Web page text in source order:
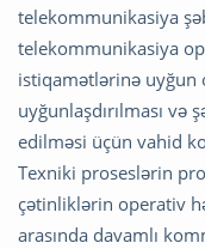
telekommunikasiya
telekommunikasiya
istiqamətlərinə uyğun
uyğunlaşdırılması və
edilməsi üçün vahid
Texniki proseslərin
çətinliklərin operativ
arasında davamlı